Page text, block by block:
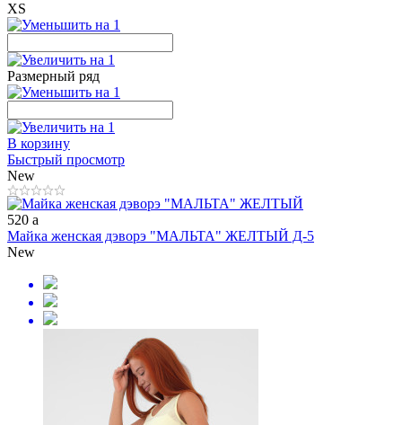
XS
Размерный ряд
В корзину
Быстрый просмотр
New
520 a
Майка женская дэворэ "МАЛЬТА" ЖЕЛТЫЙ Д-5
New